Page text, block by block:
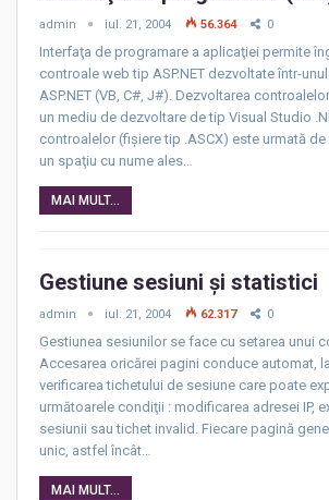
admin iul. 21, 2004 56.364 0
Interfaţa de programare a aplicaţiei permite
controale web tip ASP.NET dezvoltate într-
ASP.NET (VB, C#, J#). Dezvoltarea
un mediu de dezvoltare de tip Visual Studio
controalelor (fişiere tip .ASCX) este urmată
un spaţiu cu nume ales…
MAI MULT...
Gestiune sesiuni şi statistici
admin iul. 21, 2004 62.317 0
Gestiunea sesiunilor se face cu setarea unui
Accesarea oricărei pagini conduce automat,
verificarea tichetului de sesiune care poate
următoarele condiţii : modificarea adresei IP,
sesiunii sau tichet invalid. Fiecare pagină
unic, astfel încât…
MAI MULT...